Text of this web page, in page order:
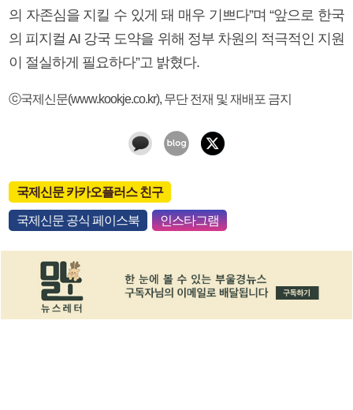
의 자존심을 지킬 수 있게 돼 매우 기쁘다”며 “앞으로 한국
의 피지컬 AI 강국 도약을 위해 정부 차원의 적극적인 지원
이 절실하게 필요하다”고 밝혔다.
ⓒ국제신문(www.kookje.co.kr), 무단 전재 및 재배포 금지
국제신문 카카오플러스 친구
국제신문 공식 페이스북 인스타그램